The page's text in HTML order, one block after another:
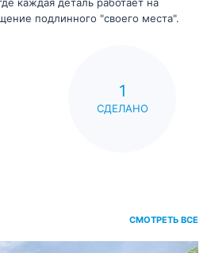
каждая деталь работает на
подлинного "своего места".
1
СДЕЛАНО
СМОТРЕТЬ ВСЕ